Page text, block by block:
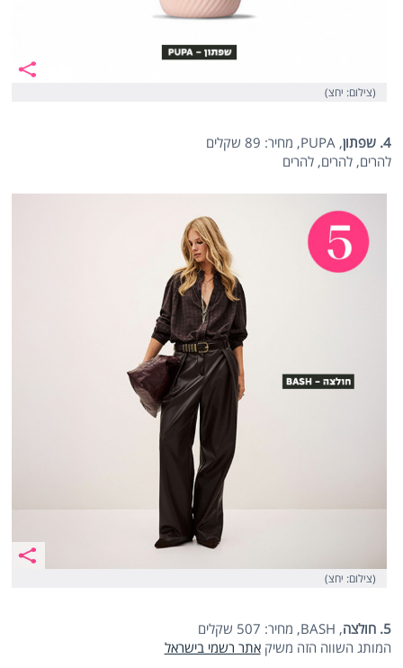
(צילום: יחצ)
4. שפתון
, PUPA, מחיר: 89 שקלים
להרים, להרים, להרים
(צילום: יחצ)
5. חולצה
, BASH, מחיר: 507 שקלים
המותג השווה הזה משיקאתר רשמי בישראל